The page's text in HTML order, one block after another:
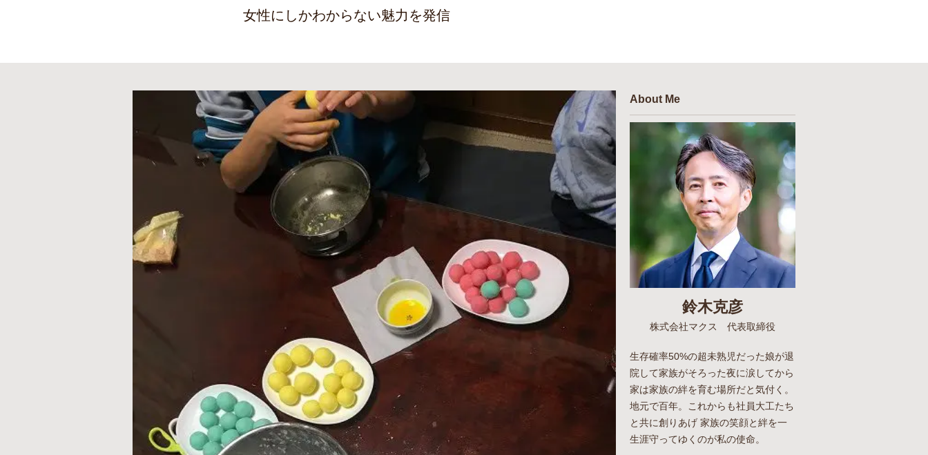
女性にしかわからない魅力を発信
About Me
鈴木克彦
株式会社マクス 代表取締役
生存確率50%の超未熟児だった娘が退
院して家族がそろった夜に涙してから
家は家族の絆を育む場所だと気付く。
地元で百年。これからも社員大工たち
と共に創りあげ 家族の笑顔と絆を一
生涯守ってゆくのが私の使命。